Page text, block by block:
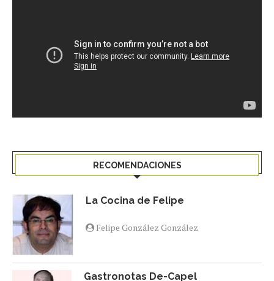
RECOMENDACIONES
La Cocina de Felipe
Felipe González González
Gastronotas De-Capel